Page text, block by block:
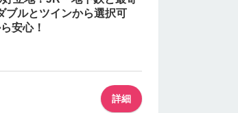
ブルとツインから選択可
安心！
詳細